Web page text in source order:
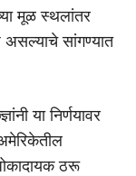
मूळ स्थलांतर
असल्याचे सांगण्यात
या निर्णयावर
ठरू